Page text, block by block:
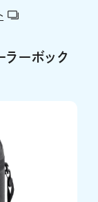
ーボック